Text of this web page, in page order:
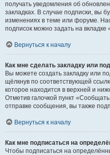
получать уведомления об
закладках. В случае подписки, вы
изменениях в теме или форуме.
подписок можно задать на
Вернуться к началу
Как мне сделать закладку или
Вы можете создать закладку или
щёлкнув по соответствующей
которое находится в верхней и
Отметив галочкой пункт
отправке сообщения, вы также
Вернуться к началу
Как мне подписаться на
Чтобы подписаться на